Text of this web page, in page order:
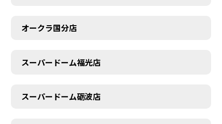
オークラ国分店
スーパードーム福光店
スーパードーム砺波店